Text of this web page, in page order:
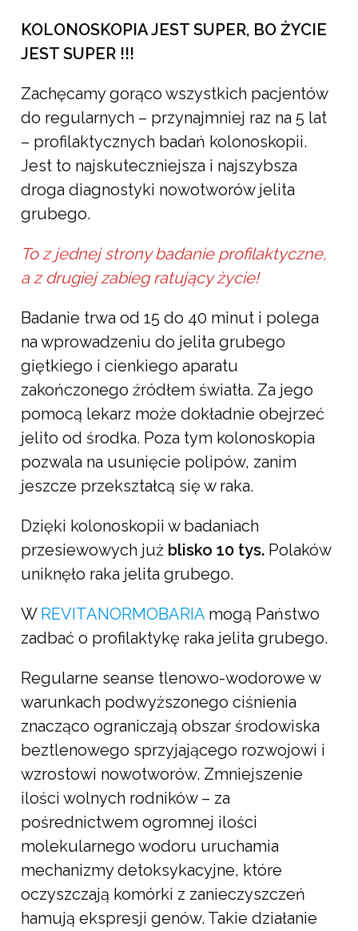
KOLONOSKOPIA JEST SUPER, BO ŻYCIE
JEST SUPER !!!
Zachęcamy gorąco wszystkich pacjentów
do regularnych – przynajmniej raz na 5 lat
– profilaktycznych badań kolonoskopii.
Jest to najskuteczniejsza i najszybsza
droga diagnostyki nowotworów jelita
grubego.
To z jednej strony badanie profilaktyczne,
a z drugiej zabieg ratujący życie!
Badanie trwa od 15 do 40 minut i polega
na wprowadzeniu do jelita grubego
giętkiego i cienkiego aparatu
zakończonego źródłem światła. Za jego
pomocą lekarz może dokładnie obejrzeć
jelito od środka. Poza tym kolonoskopia
pozwala na usunięcie polipów, zanim
jeszcze przekształcą się w raka.
Dzięki kolonoskopii w badaniach
przesiewowych już blisko 10 tys. Polaków
uniknęło raka jelita grubego.
W REVITANORMOBARIA mogą Państwo
zadbać o profilaktykę raka jelita grubego.
Regularne seanse tlenowo-wodorowe w
warunkach podwyższonego ciśnienia
znacząco ograniczają obszar środowiska
beztlenowego sprzyjającego rozwojowi i
wzrostowi nowotworów. Zmniejszenie
ilości wolnych rodników – za
pośrednictwem ogromnej ilości
molekularnego wodoru uruchamia
mechanizmy detoksykacyjne, które
oczyszczają komórki z zanieczyszczeń
hamują ekspresji genów. Takie działanie